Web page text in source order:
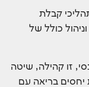
קבלת
כולל של
זו קהילה, שיטה
בריאה עם